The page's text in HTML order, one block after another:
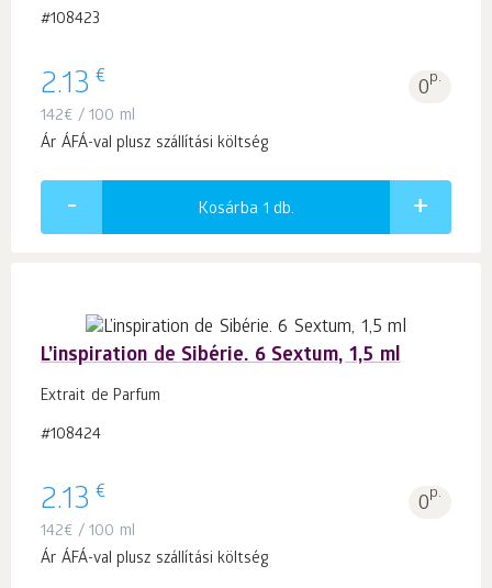
#108423
2.13 € 0p.
142€ / 100 ml
Ár ÁFÁ-val plusz szállítási költség
Kosárba 1 db.
L’inspiration de Sibérie. 6 Sextum, 1,5 ml
Extrait de Parfum
#108424
2.13 € 0p.
142€ / 100 ml
Ár ÁFÁ-val plusz szállítási költség